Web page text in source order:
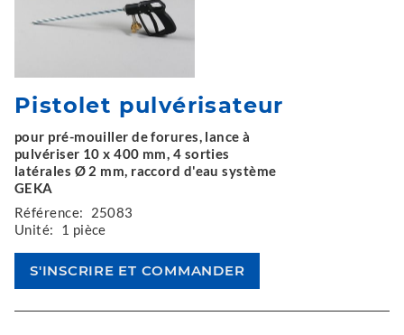
Pistolet pulvérisateur
pour pré-mouiller de forures, lance à
pulvériser 10 x 400 mm, 4 sorties
latérales Ø 2 mm, raccord d'eau système
GEKA
Référence:
25083
Unité:
1 pièce